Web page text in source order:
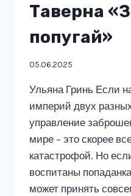
Таверна
попугай»
05.06.2025
Ульяна Гринь Если
империй двух
управление
мире – это скорее
катастрофой. Но
воспитаны
может принять